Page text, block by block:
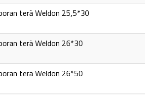
terä Weldon 25,5*30
terä Weldon 26*30
terä Weldon 26*50